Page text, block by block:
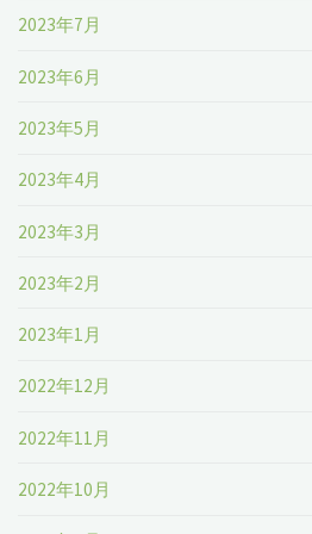
2023年7月
2023年6月
2023年5月
2023年4月
2023年3月
2023年2月
2023年1月
2022年12月
2022年11月
2022年10月